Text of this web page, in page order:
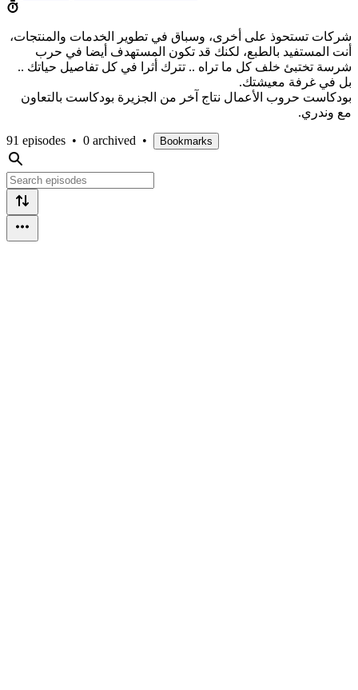
شركات تستحوذ على أخرى، وسباق في تطوير الخدمات والمنتجات،
أنت المستفيد بالطبع، لكنك قد تكون المستهدف أيضا في حرب
شرسة تختبئ خلف كل ما تراه .. تترك أثرا في كل تفاصيل حياتك ..
بل في غرفة معيشتك.
بودكاست حروب الأعمال نتاج آخر من الجزيرة بودكاست بالتعاون
مع وندري.
91 episodes • 0 archived • Bookmarks